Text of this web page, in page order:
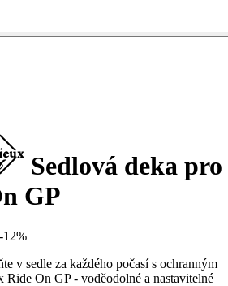
Sedlová deka pro
GP
-12%
v sedle za každého počasí s ochranným
Ride On GP - voděodolné a nastavitelné